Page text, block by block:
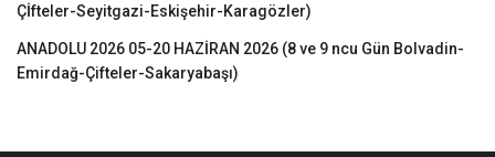
Çİfteler-Seyitgazi-Eskişehir-Karagözler)
ANADOLU 2026 05-20 HAZİRAN 2026 (8 ve 9 ncu Gün Bolvadin-
Emirdağ-Çifteler-Sakaryabaşı)